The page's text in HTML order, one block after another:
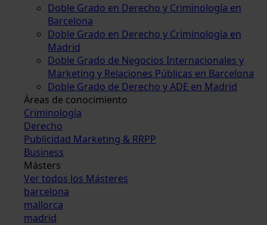
Doble Grado en Derecho y Criminología en
Barcelona
Doble Grado en Derecho y Criminología en
Madrid
Doble Grado de Negocios Internacionales y
Marketing y Relaciones Públicas en Barcelona
Doble Grado de Derecho y ADE en Madrid
Áreas de conocimiento
Criminología
Derecho
Publicidad Marketing & RRPP
Business
Másters
Ver todos los Másteres
barcelona
mallorca
madrid